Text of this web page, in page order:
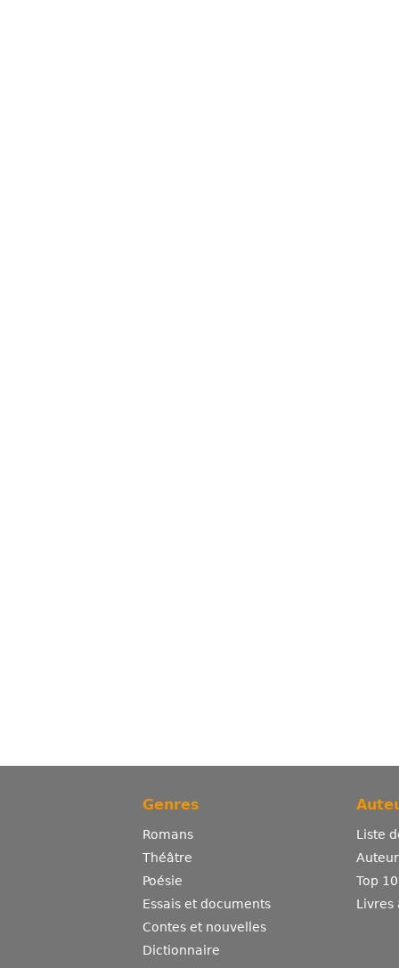
Genres
Romans
Théâtre
Poésie
Essais et documents
Contes et nouvelles
Dictionnaire
Liste
Top
Livres